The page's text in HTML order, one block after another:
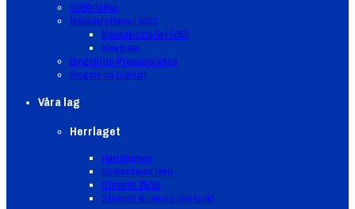
50/50-lotter
Månadslotteriet 5050
Månadslotteriet 5050
Vinstplan
Bingolotto Prenumeration
Bingolotto Digitalt
Våra lag
Herrlaget
Herrtruppen
Spelschema Herr
Statistik 25/26
Statistik & rekord (historik)